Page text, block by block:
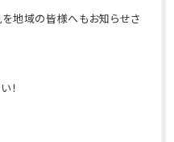
を地域の皆様へもお知らせさ
！